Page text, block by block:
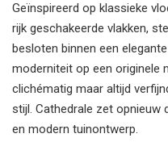
Geïnspireerd op klassieke
rijk geschakeerde vlakken,
besloten binnen een
moderniteit op een originele
clichématig maar altijd
stijl. Cathedrale zet
en modern tuinontwerp.